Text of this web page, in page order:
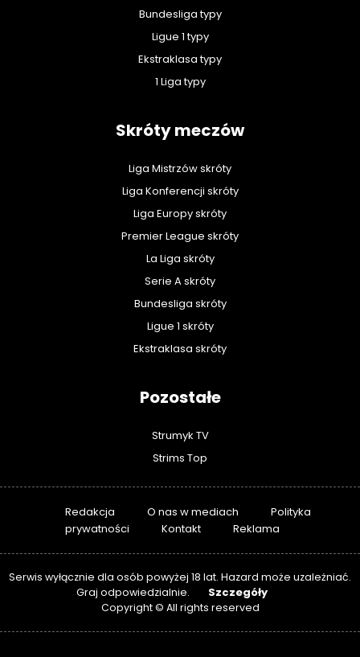
Bundesliga typy
Ligue 1 typy
Ekstraklasa typy
1 Liga typy
Skróty meczów
Liga Mistrzów skróty
Liga Konferencji skróty
Liga Europy skróty
Premier League skróty
La Liga skróty
Serie A skróty
Bundesliga skróty
Ligue 1 skróty
Ekstraklasa skróty
Pozostałe
Strumyk TV
Strims Top
Redakcja O nas w mediach
Polityka
prywatności
Kontakt Reklama
Serwis wyłącznie dla osób powyżej 18 lat. Hazard może uzależniać.
Graj odpowiedzialnie.
Szczegóły
Copyright © All rights reserved